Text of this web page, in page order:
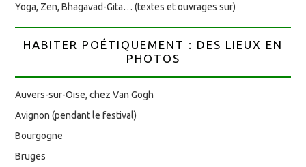
Yoga, Zen, Bhagavad-Gita… (textes et ouvrages sur)
HABITER POÉTIQUEMENT : DES LIEUX EN
PHOTOS
Auvers-sur-Oise, chez Van Gogh
Avignon (pendant le festival)
Bourgogne
Bruges